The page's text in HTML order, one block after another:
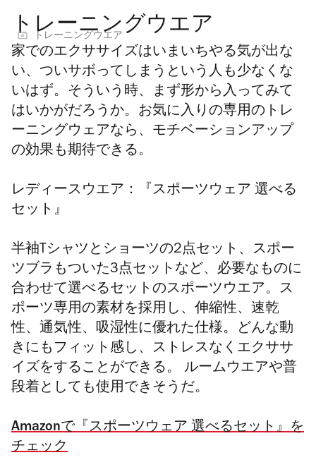
トレーニングウエア
トレーニングウエア
家でのエクササイズはいまいちやる気が出な
い、ついサボってしまうという人も少なくな
いはず。そういう時、まず形から入ってみて
はいかがだろうか。お気に入りの専用のトレ
ーニングウェアなら、モチベーションアップ
の効果も期待できる。
レディースウエア：『スポーツウェア 選べる
セット』
半袖Tシャツとショーツの2点セット、スポー
ツブラもついた3点セットなど、必要なものに
合わせて選べるセットのスポーツウエア。ス
ポーツ専用の素材を採用し、伸縮性、速乾
性、通気性、吸湿性に優れた仕様。どんな動
きにもフィット感し、ストレスなくエクササ
イズをすることができる。 ルームウエアや普
段着としても使用できそうだ。
Amazonで『スポーツウェア 選べるセット』を
チェック